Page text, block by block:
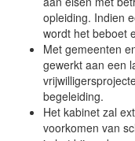
opleiding. Indien
wordt het beboet
Met gemeenten
gewerkt aan een
begeleiding.
Het kabinet zal
voorkomen van